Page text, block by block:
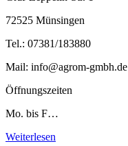
72525 Münsingen
Tel.: 07381/183880
Mail: info@agrom-gmbh.de
Öffnungszeiten
Mo. bis F…
Weiterlesen